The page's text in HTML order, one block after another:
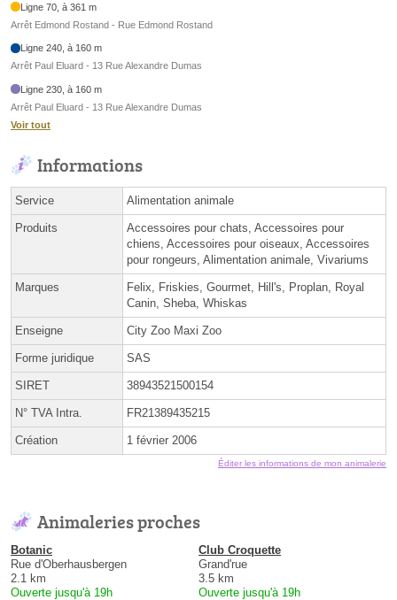
Ligne 70, à 361 m
Arrêt Edmond Rostand - Rue Edmond Rostand
Ligne 240, à 160 m
Arrêt Paul Eluard - 13 Rue Alexandre Dumas
Ligne 230, à 160 m
Arrêt Paul Eluard - 13 Rue Alexandre Dumas
Voir tout
Informations
Service Alimentation animale
Produits
Accessoires pour chats, Accessoires pour
chiens, Accessoires pour oiseaux, Accessoires
pour rongeurs, Alimentation animale, Vivariums
Marques
Felix, Friskies, Gourmet, Hill's, Proplan, Royal
Canin, Sheba, Whiskas
Enseigne City Zoo Maxi Zoo
Forme juridique SAS
SIRET 38943521500154
N° TVA Intra. FR21389435215
Création 1 février 2006
Éditer les informations de mon animalerie
Animaleries proches
Botanic
Rue d'Oberhausbergen
2.1 km
Ouverte jusqu'à 19h
Club Croquette
Grand'rue
3.5 km
Ouverte jusqu'à 19h